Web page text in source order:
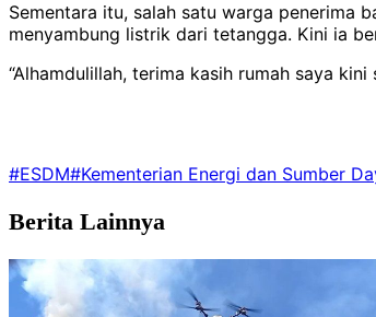
Sementara itu, salah satu warga penerima
menyambung listrik dari tetangga. Kini ia
“Alhamdulillah, terima kasih rumah saya kini
#ESDM#Kementerian Energi dan Sumber
Berita Lainnya